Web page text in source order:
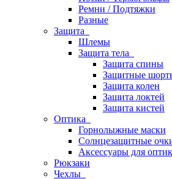
Ремни / Подтяжки
Разные
Защита
Шлемы
Защита тела
Защита спины
Защитные
Защита колен
Защита локтей
Защита кистей
Оптика
Горнолыжные маски
Солнцезащитные
Аксессуары для
Рюкзаки
Чехлы